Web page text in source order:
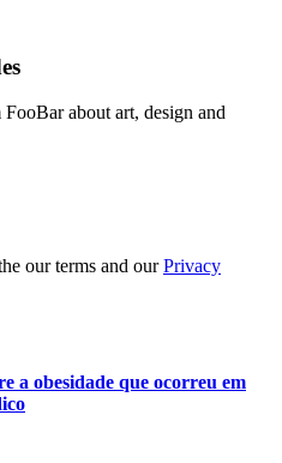
about art, design and
our terms and ourPrivacy
a obesidade que ocorreu em